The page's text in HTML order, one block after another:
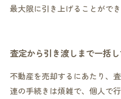
最大限に引き上げることができ
査定から引き渡しまで一括
不動産を売却するにあたり、
連の手続きは煩雑で、個人で